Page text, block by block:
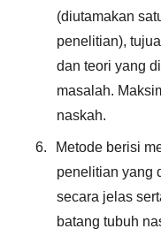
(diutamakan
penelitian),
dan teori yang
masalah.
naskah.
6.
Metode berisi
penelitian yang
secara jelas
batang tubuh